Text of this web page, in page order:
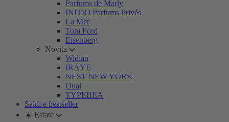
Parfums de Marly
INITIO Parfums Privés
La Mer
Tom Ford
Eisenberg
Novita
Widian
IRÄYE
NEST NEW YORK
Ouai
TYPEBEA
Saldi e bestseller
☀️ Estate